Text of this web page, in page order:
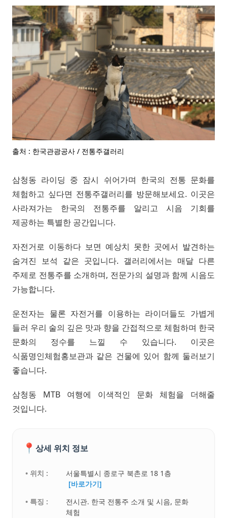
출처 : 한국관광공사 / 전통주갤러리
삼청동 라이딩 중 잠시 쉬어가며 한국의 전통 문화를
체험하고 싶다면 전통주갤러리를 방문해보세요. 이곳은
사라져가는 한국의 전통주를 알리고 시음 기회를
제공하는 특별한 공간입니다.
자전거로 이동하다 보면 예상치 못한 곳에서 발견하는
숨겨진 보석 같은 곳입니다. 갤러리에서는 매달 다른
주제로 전통주를 소개하며, 전문가의 설명과 함께 시음도
가능합니다.
운전자는 물론 자전거를 이용하는 라이더들도 가볍게
들러 우리 술의 깊은 맛과 향을 간접적으로 체험하며 한국
문화의 정수를 느낄 수 있습니다. 이곳은
식품명인체험홍보관과 같은 건물에 있어 함께 둘러보기
좋습니다.
삼청동 MTB 여행에 이색적인 문화 체험을 더해줄
것입니다.
📍 상세 위치 정보
• 위치 :
서울특별시 종로구 북촌로 18 1층
[바로가기]
• 특징 :
전시관. 한국 전통주 소개 및 시음, 문화
체험